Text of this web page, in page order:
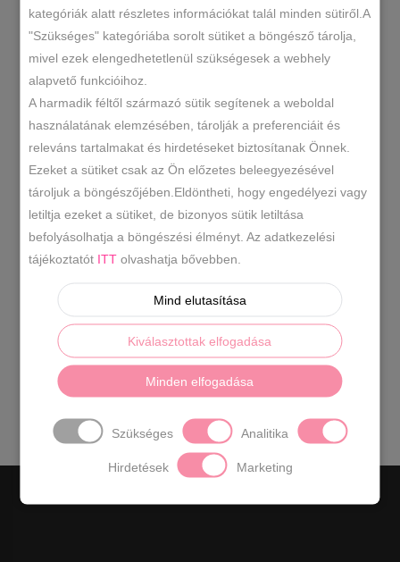
pamut
pöttyös
bokazokni
mennyiség
SKU ND1672
KATEGÓRIÁK Kiegészítők Zokni
bokazokni, női zokni,pöttyös
zokni
LEÍRÁS
TOVÁBBI INFORMÁCIÓK
Pamut pöttyös bokazokni,orrvarrás nélküli.
Anyaga:85%pamut, 10% poliészter, 5 % elastan
Gépben mosható.Szín:
Fekete,fehér,szürke,grafit.Származási hely:
EU
kategóriák alatt részletes információkat talál minden sütiről.A
"Szükséges" kategóriába sorolt sütiket a böngésző tárolja,
mivel ezek elengedhetetlenül szükségesek a webhely
alapvető funkcióihoz.
A harmadik féltől származó sütik segítenek a weboldal
használatának elemzésében, tárolják a preferenciáit és
releváns tartalmakat és hirdetéseket biztosítanak Önnek.
Ezeket a sütiket csak az Ön előzetes beleegyezésével
tároljuk a böngészőjében.Eldöntheti, hogy engedélyezi vagy
letiltja ezeket a sütiket, de bizonyos sütik letiltása
befolyásolhatja a böngészési élményt. Az adatkezelési
tájékoztatót ITT olvashatja bővebben.
Mind elutasítása
Kiválasztottak elfogadása
Minden elfogadása
Szükséges Analitika
Hirdetések Marketing